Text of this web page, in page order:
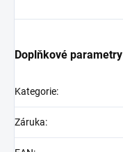
Doplňkové parametry
Kategorie:
Záruka: